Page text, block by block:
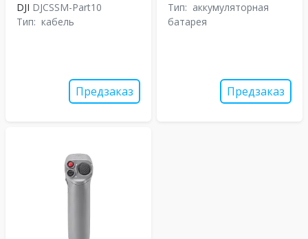
DJI DJCSSM-Part10
Тип: кабель
Предзаказ
Тип: аккумуляторная
батарея
Предзаказ